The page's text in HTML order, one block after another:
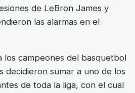
de LeBron James y
las alarmas en el
los campeones del basquetbol
decidieron sumar a uno de los
de toda la liga, con el cual